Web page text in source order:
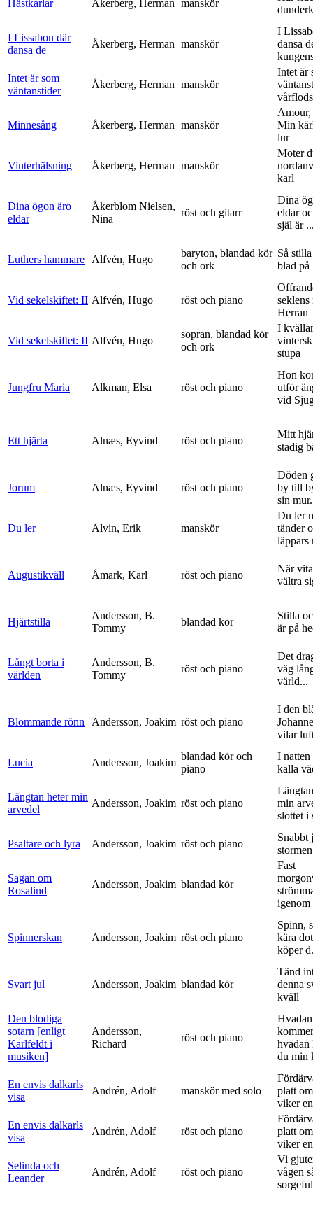
Hästkarlar Åkerberg, Herman manskör
I Lissabon där
dansa de
Åkerberg, Herman manskör
I
dansa
Intet är som
väntanstider
Åkerberg, Herman manskör
Intet är
Minnesång Åkerberg, Herman manskör
Min
lur
Vinterhälsning Åkerberg, Herman manskör
Möter
karl
Dina ögon äro
eldar
Åkerblom Nielsen,
Nina
röst och gitarr
Dina
eldar
själ är
Luthers hammare Alfvén, Hugo
baryton, blandad kör
och ork
Så
blad på
Vid sekelskiftet: II Alfvén, Hugo röst och piano
Herran
Vid sekelskiftet: II Alfvén, Hugo
sopran, blandad kör
och ork
I
stupa
Jungfru Maria Alkman, Elsa röst och piano
Hon
utför
vid
Ett hjärta Alnæs, Eyvind röst och piano
Mitt
stadig
Jorum Alnæs, Eyvind röst och piano
Döden
by till
sin
Du ler Alvin, Erik manskör
Du ler
tänder
läppars
Augustikväll Åmark, Karl röst och piano
När
vältra
Hjärtstilla
Andersson, B.
Tommy
blandad kör
Stilla
är på
Långt borta i
världen
Andersson, B.
Tommy
röst och piano
Det
väg
värld...
Blommande rönn Andersson, Joakim röst och piano
I den
vilar
Lucia Andersson, Joakim
blandad kör och
piano
I natten
kalla
Längtan heter min
arvedel
Andersson, Joakim röst och piano
min
slottet i
Psaltare och lyra Andersson, Joakim röst och piano
Snabbt
Sagan om
Rosalind
Andersson, Joakim blandad kör
Fast
igenom
Spinnerskan Andersson, Joakim röst och piano
Spinn,
kära
köper
Svart jul Andersson, Joakim blandad kör
Tänd
denna
kväll
Den blodiga
sotarn [enligt
Karlfeldt i
musiken]
Andersson,
Richard
röst och piano
Hvadan
hvadan
du min
En envis dalkarls
visa
Andrén, Adolf manskör med solo
platt
viker
En envis dalkarls
visa
Andrén, Adolf röst och piano
platt
viker
Selinda och
Leander
Andrén, Adolf röst och piano
Vi
vågen